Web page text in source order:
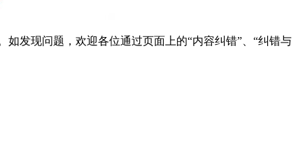
发现问题，欢迎各位通过页面上的“内容纠错”、“纠错与